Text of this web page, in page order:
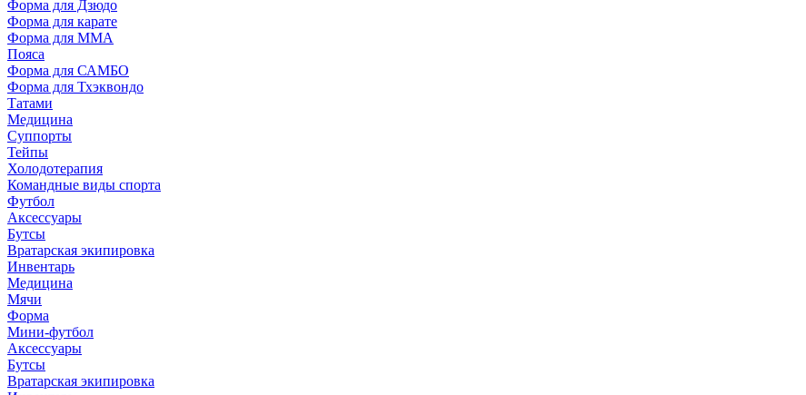
Форма для Дзюдо
Форма для карате
Форма для MMA
Пояса
Форма для САМБО
Форма для Тхэквондо
Татами
Медицина
Суппорты
Тейпы
Холодотерапия
Командные виды спорта
Футбол
Аксессуары
Бутсы
Вратарская экипировка
Инвентарь
Медицина
Мячи
Форма
Мини-футбол
Аксессуары
Бутсы
Вратарская экипировка